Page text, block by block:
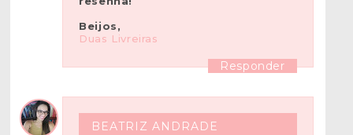
Beijos,
Duas Livreiras
Responder
BEATRIZ ANDRADE